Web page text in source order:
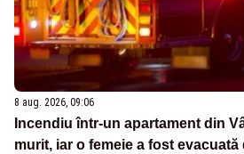
8 aug. 2026, 09:06
Incendiu într-un apartament din
murit, iar o femeie a fost